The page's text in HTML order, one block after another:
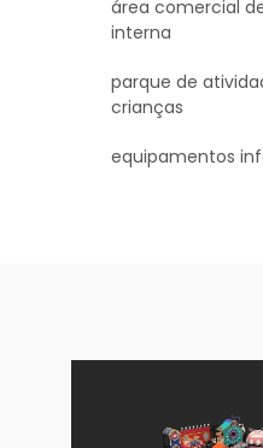
área comercial
interna
parque de
crianças
equipamentos